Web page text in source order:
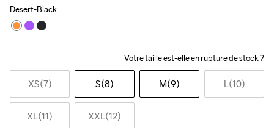
Desert-Black
Votre taille est-elle en rupture de stock ?
XS(7) S(8) M(9) L(10)
XL(11) XXL(12)